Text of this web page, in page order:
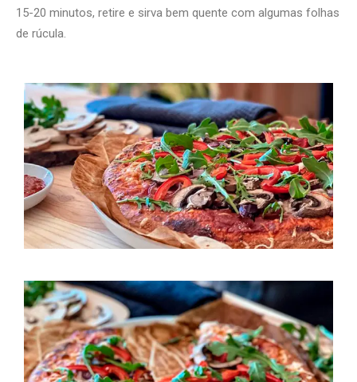
15-20 minutos, retire e sirva bem quente com algumas folhas
de rúcula.